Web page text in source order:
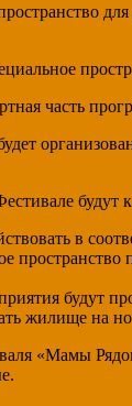
часть
в
будут
жилище на
«Мамы